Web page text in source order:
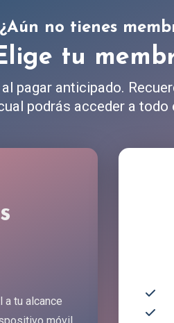
¿Aún no tienes
tu
pagar anticipado.
podrás acceder a todo
a tu alcance